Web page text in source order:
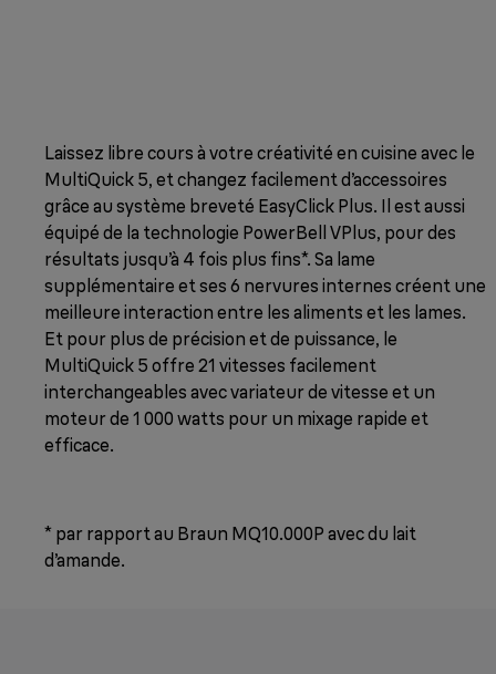
Laissez libre cours à votre créativité en cuisine avec le
MultiQuick 5, et changez facilement d’accessoires
grâce au système breveté EasyClick Plus. Il est aussi
équipé de la technologie PowerBell VPlus, pour des
résultats jusqu’à 4 fois plus fins*. Sa lame
supplémentaire et ses 6 nervures internes créent une
meilleure interaction entre les aliments et les lames.
Et pour plus de précision et de puissance, le
MultiQuick 5 offre 21 vitesses facilement
interchangeables avec variateur de vitesse et un
moteur de 1 000 watts pour un mixage rapide et
efficace.
* par rapport au Braun MQ10.000P avec du lait
d’amande.